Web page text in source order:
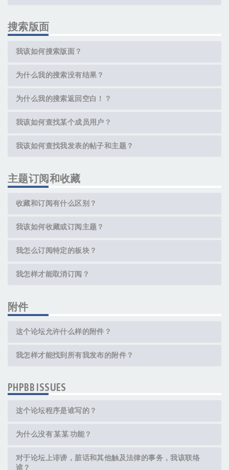
搜索版面
我该如何搜索版面？
为什么我的搜索没有结果？
为什么我的搜索返回空白！？
我该如何查找某个成员用户？
我该如何查找我发表的帖子和主题？
主题订阅和收藏
收藏和订阅有什么区别？
我该如何收藏或订阅主题？
我怎么订阅特定的板块？
我怎样才能取消订阅？
附件
这个论坛允许什么样的附件？
我怎样才能找到所有我发布的附件？
PHPBB ISSUES
这个论坛程序是谁写的？
为什么没有 某某 功能？
对于论坛上诽谤，脏话和其他触及法律的事务，我该联络
谁？